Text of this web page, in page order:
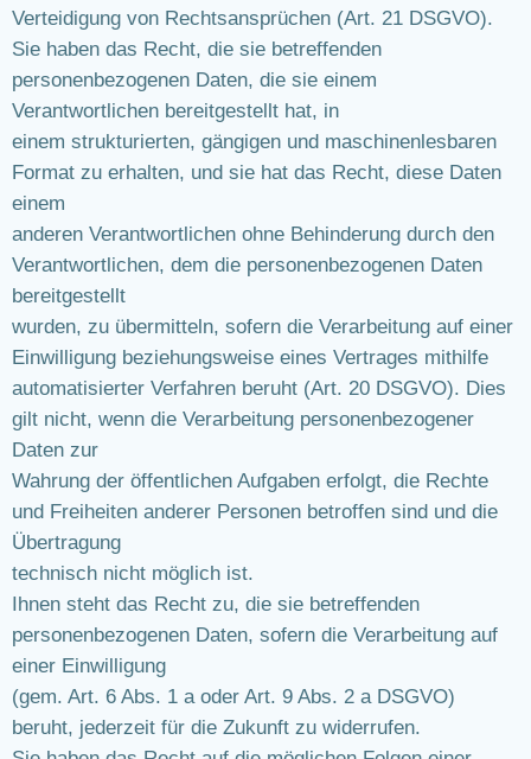
Verteidigung von Rechtsansprüchen (Art. 21 DSGVO).
Sie haben das Recht, die sie betreffenden
personenbezogenen Daten, die sie einem
Verantwortlichen bereitgestellt hat, in
einem strukturierten, gängigen und maschinenlesbaren
Format zu erhalten, und sie hat das Recht, diese Daten
einem
anderen Verantwortlichen ohne Behinderung durch den
Verantwortlichen, dem die personenbezogenen Daten
bereitgestellt
wurden, zu übermitteln, sofern die Verarbeitung auf einer
Einwilligung beziehungsweise eines Vertrages mithilfe
automatisierter Verfahren beruht (Art. 20 DSGVO). Dies
gilt nicht, wenn die Verarbeitung personenbezogener
Daten zur
Wahrung der öffentlichen Aufgaben erfolgt, die Rechte
und Freiheiten anderer Personen betroffen sind und die
Übertragung
technisch nicht möglich ist.
Ihnen steht das Recht zu, die sie betreffenden
personenbezogenen Daten, sofern die Verarbeitung auf
einer Einwilligung
(gem. Art. 6 Abs. 1 a oder Art. 9 Abs. 2 a DSGVO)
beruht, jederzeit für die Zukunft zu widerrufen.